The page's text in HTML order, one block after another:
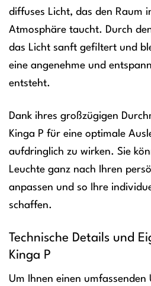
diffuses Licht, das den Raum
Atmosphäre taucht. Durch
das Licht sanft gefiltert und
eine angenehme und
entsteht.
Dank ihres großzügigen
Kinga P für eine optimale
aufdringlich zu wirken. Sie
Leuchte ganz nach Ihren
anpassen und so Ihre
schaffen.
Technische Details und
Kinga P
Um Ihnen einen umfassenden